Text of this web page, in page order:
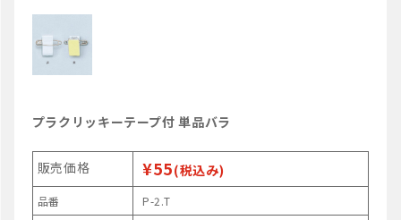
プラクリッキーテープ付 単品バラ
販売価格 ¥55(税込み)
品番
P-2.T